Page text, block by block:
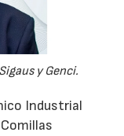
y Genci.
Industrial